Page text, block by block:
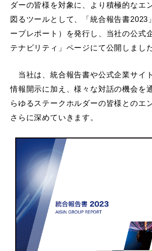
ダーの皆様を対象に、より積極的なエ
図るツールとして、「統合報告書2023
ープレポート）を発行し、当社の公式
テナビリティ」ページにて公開しました
当社は、統合報告書や公式企業サイ
情報開示に加え、様々な対話の機会を
らゆるステークホルダーの皆様とのエ
さらに深めていきます。